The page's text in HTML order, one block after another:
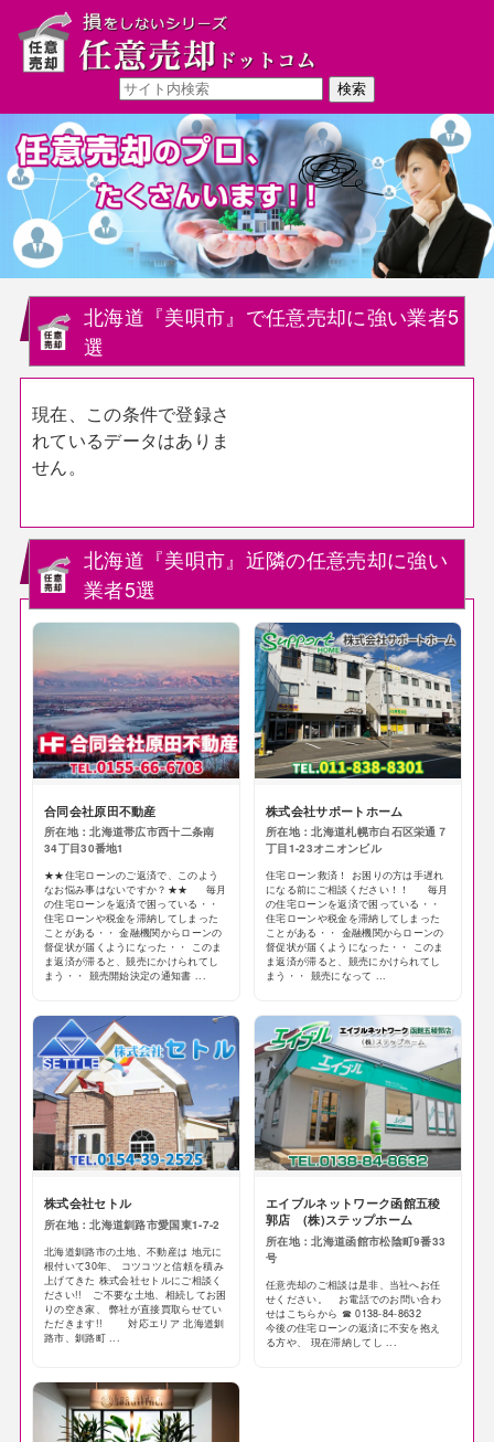
北海道『美唄市』で任意売却に強い業者5
選
現在、この条件で登録さ
れているデータはありま
せん。
北海道『美唄市』近隣の任意売却に強い
業者5選
合同会社原田不動産
所在地：北海道帯広市西十二条南
34丁目30番地1
★★住宅ローンのご返済で、このよう
なお悩み事はないですか？★★ 毎月
の住宅ローンを返済で困っている・・
住宅ローンや税金を滞納してしまった
ことがある・・ 金融機関からローンの
督促状が届くようになった・・ このま
ま返済が滞ると、競売にかけられてし
まう・・ 競売開始決定の通知書 ...
株式会社サポートホーム
所在地：北海道札幌市白石区栄通７
丁目1-23オニオンビル
住宅ローン救済！ お困りの方は手遅れ
になる前にご相談ください！！ 毎月
の住宅ローンを返済で困っている・・
住宅ローンや税金を滞納してしまった
ことがある・・ 金融機関からローンの
督促状が届くようになった・・ このま
ま返済が滞ると、競売にかけられてし
まう・・ 競売になって ...
株式会社セトル
所在地：北海道釧路市愛国東1-7-2
北海道釧路市の土地、不動産は 地元に
根付いて30年、 コツコツと信頼を積み
上げてきた 株式会社セトルにご相談く
ださい!! ご不要な土地、相続してお困
りの空き家、 弊社が直接買取らせてい
ただきます!! 対応エリア 北海道釧
路市、釧路町 ...
エイブルネットワーク函館五稜
郭店 (株)ステップホーム
所在地：北海道函館市松陰町9番33
号
任意売却のご相談は是非、当社へお任
せください。 お電話でのお問い合わ
せはこちらから ☎ 0138-84-8632
今後の住宅ローンの返済に不安を抱え
る方や、 現在滞納してし ...